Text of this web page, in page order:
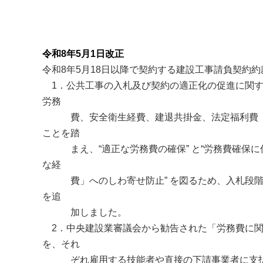
令和8年5月1日改正
令和8年5月18日以降で契約する建設工事請負契約
1 ．公共工事の入札及び契約の適正化の促進に関
労務
費、安全衛生経費、建退共掛金、法定福利費（
ことを踏
まえ、 “適正な労務費の確保” と“労務費確保に
な経
費」へのしわ寄せ防止” を図るため、入札段
を追
加しました。
2 ．中央建設業審議会から勧告された「労務費に
を、それ
ぞれ雇用する技能者や直接の下請事業者に支払